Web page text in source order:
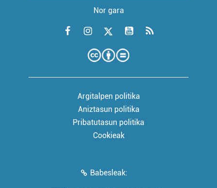
Nor gara
Argitalpen politika
Aniztasun politika
Pribatutasun politika
Cookieak
Babesleak: